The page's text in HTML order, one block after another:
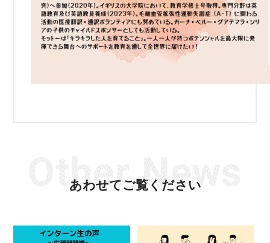
あわせてご覧ください